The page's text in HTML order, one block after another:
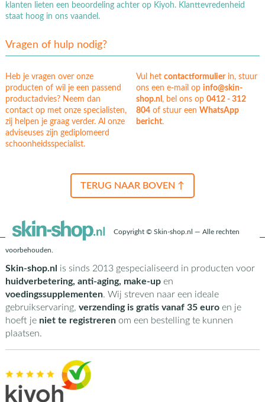
klanten lieten een beoordeling achter op Kiyoh. Klanttevredenheid
staat hoog in ons vaandel.
Vragen of hulp nodig?
Heb je vragen over onze
producten of wil je een passend
productadvies? Neem dan
contact op met onze specialisten,
zij helpen je graag verder. Al onze
adviseuses zijn gediplomeerd
schoonheidsspecialist.
Vul hetcontactformulierin, stuur
ons een e-mail op info@skin-
shop.nl, bel ons op0412 - 312
804 of stuur eenWhatsApp
bericht.
TERUG NAAR BOVEN ↑
Copyright © Skin-shop.nl — Alle rechten
voorbehouden.
Skin-shop.nl is sinds 2013 gespecialiseerd in producten voor
huidverbetering, anti-aging, make-upen
voedingssupplementen. Wij streven naar een ideale
gebruikservaring, verzending is gratis vanaf 35 euroen je
hoeft je niet te registrerenom een bestelling te kunnen
plaatsen.